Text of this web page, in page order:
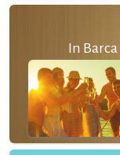
In Barca